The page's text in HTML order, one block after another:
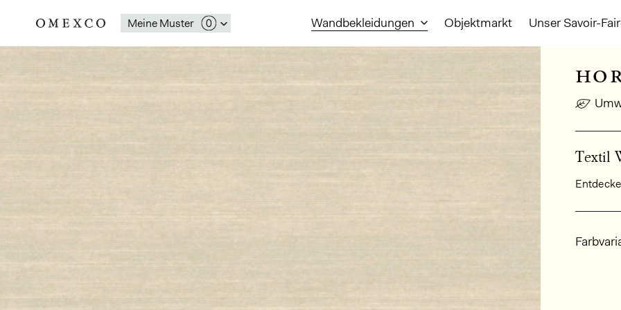
Meine Muster Wandbekleidungen Objektmarkt Unser Savoir-
Textil